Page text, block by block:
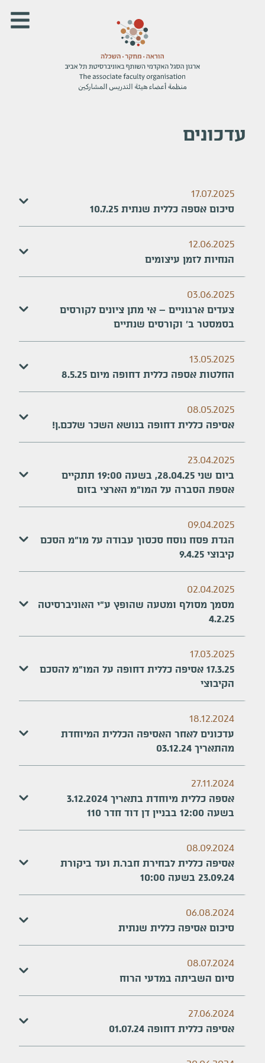
עדכונים
17.07.2025
סיכום אספה כללית שנתית 10.7.25
12.06.2025
הנחיות לזמן עיצומים
03.06.2025
צעדים ארגוניים – אי מתן ציונים לקורסים
בסמסטר ב' וקורסים שנתיים
13.05.2025
החלטות אספה כללית דחופה מיום 8.5.25
08.05.2025
אסיפה כללית דחופה בנושא השכר שלכם.ן!
23.04.2025
ביום שני 28.04.25, בשעה 19:00 תתקיים
אספת הסברה על המו"מ הארצי בזום
09.04.2025
הגדת פסח נוסח סכסוך עבודה על מו"מ הסכם
קיבוצי 9.4.25
02.04.2025
מסמך מסולף ומטעה שהופץ ע"י האוניברסיטה
4.2.25
17.03.2025
17.3.25 אסיפה כללית דחופה על המו"מ להסכם
הקיבוצי
18.12.2024
עדכונים לאחר האסיפה הכללית המיוחדת
מהתאריך 03.12.24
27.11.2024
אספה כללית מיוחדת בתאריך 3.12.2024
בשעה 12:00 בבניין דן דוד חדר 110
08.09.2024
אסיפה כללית לבחירת חבר.ת ועד ביקורת
23.09.24 בשעה 10:00
06.08.2024
סיכום אסיפה כללית שנתית
08.07.2024
סיום השביתה במדעי הרוח
27.06.2024
אסיפה כללית דחופה 01.07.24